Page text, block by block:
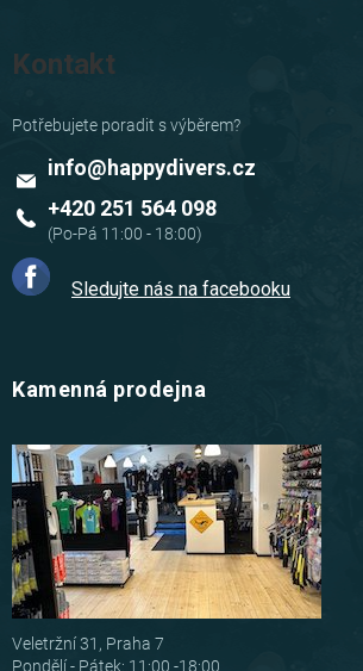
Kontakt
info@happydivers.cz
+420 251 564 098
Sledujte nás na facebooku
Kamenná prodejna
Veletržní 31, Praha 7
Pondělí - Pátek: 11:00 -18:00